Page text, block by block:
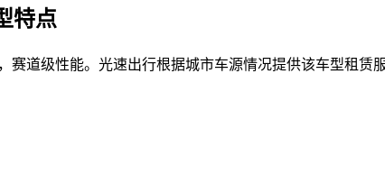
特点
赛道级性能。光速出行根据城市车源情况提供该车型租赁